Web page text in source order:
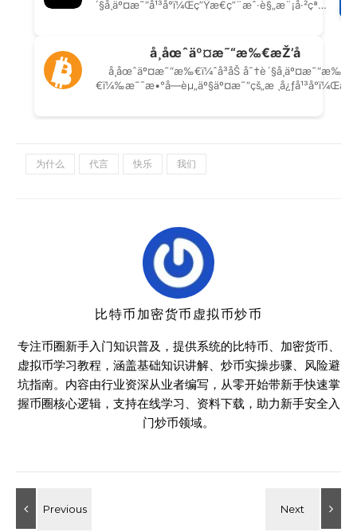
为什么 代言 快乐 我们
比特币加密货币虚拟币炒币
专注币圈新手入门知识普及，提供系统的比特币、加密货币、
虚拟币学习教程，涵盖基础知识讲解、炒币实操步骤、风险避
坑指南。内容由行业资深从业者编写，从零开始带新手快速掌
握币圈核心逻辑，支持在线学习、资料下载，助力新手安全入
门炒币领域。